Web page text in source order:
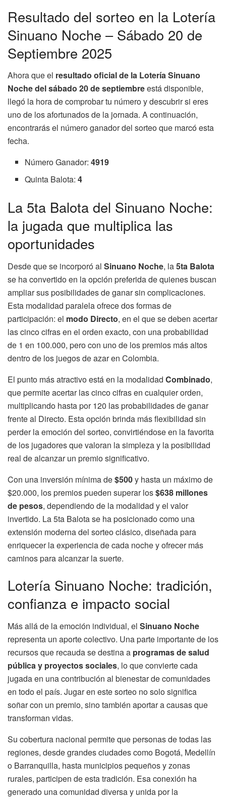
Resultado del sorteo en la Lotería
Sinuano Noche – Sábado 20 de
Septiembre 2025
Ahora que el resultado oficial de la Lotería Sinuano
Noche del sábado 20 de septiembreestá disponible,
llegó la hora de comprobar tu número y descubrir si eres
uno de los afortunados de la jornada. A continuación,
encontrarás el número ganador del sorteo que marcó esta
fecha.
Número Ganador:4919
Quinta Balota:4
La 5ta Balota del Sinuano Noche:
la jugada que multiplica las
oportunidades
Desde que se incorporó al Sinuano Noche, la5ta Balota
se ha convertido en la opción preferida de quienes buscan
ampliar sus posibilidades de ganar sin complicaciones.
Esta modalidad paralela ofrece dos formas de
participación: el modo Directo, en el que se deben acertar
las cinco cifras en el orden exacto, con una probabilidad
de 1 en 100.000, pero con uno de los premios más altos
dentro de los juegos de azar en Colombia.
El punto más atractivo está en la modalidad Combinado,
que permite acertar las cinco cifras en cualquier orden,
multiplicando hasta por 120 las probabilidades de ganar
frente al Directo. Esta opción brinda más flexibilidad sin
perder la emoción del sorteo, convirtiéndose en la favorita
de los jugadores que valoran la simpleza y la posibilidad
real de alcanzar un premio significativo.
Con una inversión mínima de$500y hasta un máximo de
$20.000, los premios pueden superar los$638 millones
de pesos, dependiendo de la modalidad y el valor
invertido. La 5ta Balota se ha posicionado como una
extensión moderna del sorteo clásico, diseñada para
enriquecer la experiencia de cada noche y ofrecer más
caminos para alcanzar la suerte.
Lotería Sinuano Noche: tradición,
confianza e impacto social
Más allá de la emoción individual, el Sinuano Noche
representa un aporte colectivo. Una parte importante de los
recursos que recauda se destina a programas de salud
pública y proyectos sociales, lo que convierte cada
jugada en una contribución al bienestar de comunidades
en todo el país. Jugar en este sorteo no solo significa
soñar con un premio, sino también aportar a causas que
transforman vidas.
Su cobertura nacional permite que personas de todas las
regiones, desde grandes ciudades como Bogotá, Medellín
o Barranquilla, hasta municipios pequeños y zonas
rurales, participen de esta tradición. Esa conexión ha
generado una comunidad diversa y unida por la